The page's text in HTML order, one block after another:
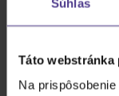
Súhlas
Táto
Na
filmového
Clarke, Michelle
Maddena a